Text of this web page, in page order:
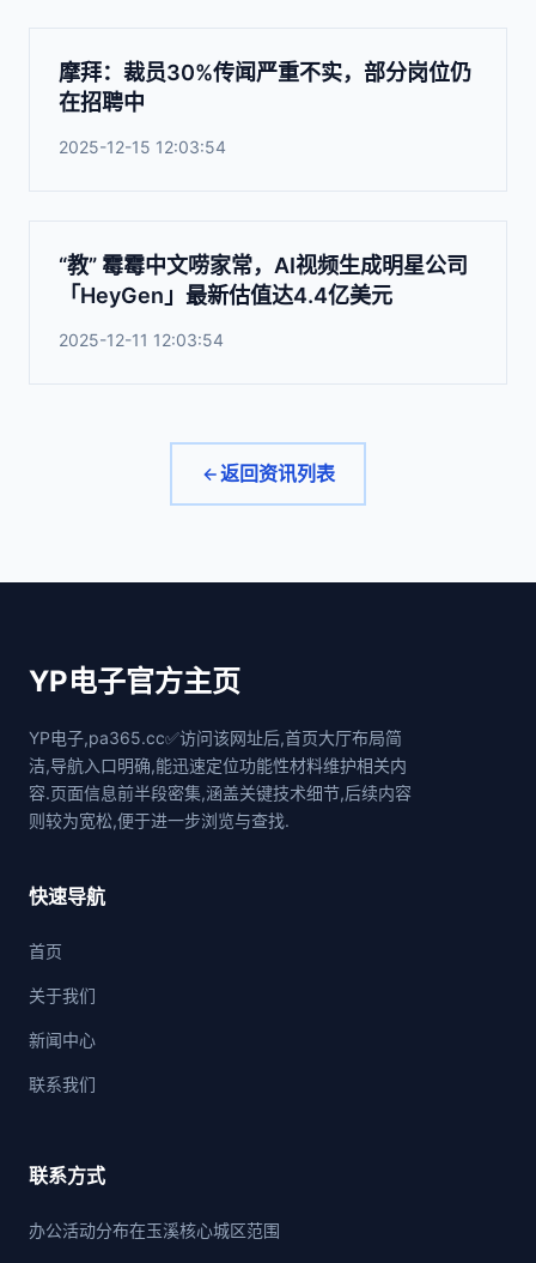
摩拜：裁员30%传闻严重不实，部分岗位仍
在招聘中
2025-12-15 12:03:54
“教” 霉霉中文唠家常，AI视频生成明星公司
「HeyGen」最新估值达4.4亿美元
2025-12-11 12:03:54
返回资讯列表
YP电子官方主页
YP电子,pa365.cc✅访问该网址后,首页大厅布局简
洁,导航入口明确,能迅速定位功能性材料维护相关内
容.页面信息前半段密集,涵盖关键技术细节,后续内容
则较为宽松,便于进一步浏览与查找.
快速导航
首页
关于我们
新闻中心
联系我们
联系方式
办公活动分布在玉溪核心城区范围